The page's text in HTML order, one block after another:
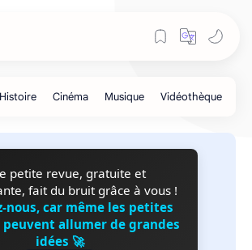
petite revue, gratuite et
fait du bruit grâce à vous !
nous, car même les petites
allumer de grandes
idées 🚀